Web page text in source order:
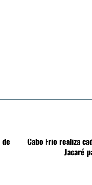
Cabo Frio realiza
Jacaré